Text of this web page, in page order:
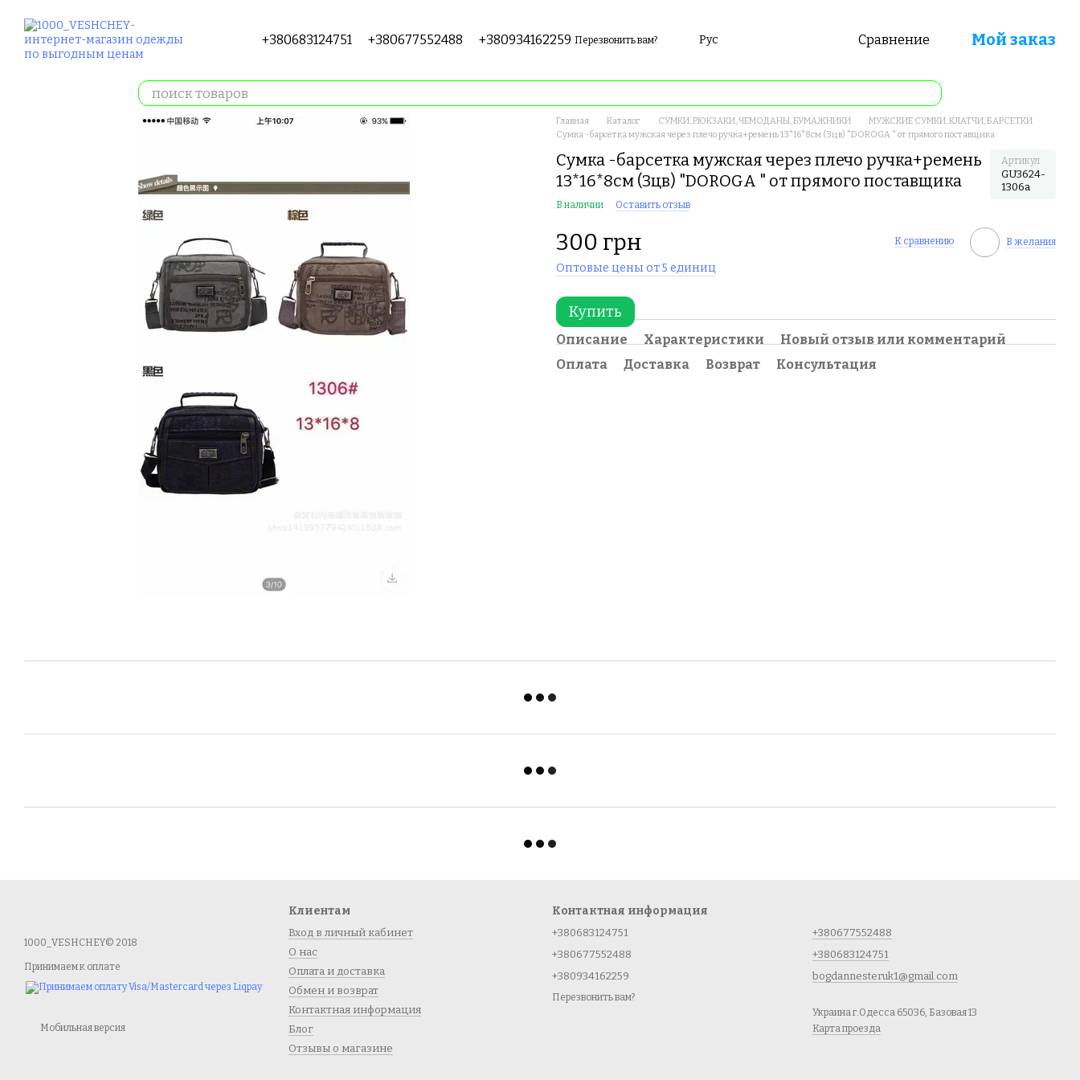
+380683124751 +380677552488 +380934162259 Перезвонить вам? Рус Сравнение Мой заказ
Главная Каталог СУМКИ, РЮКЗАКИ, ЧЕМОДАНЫ, БУМАЖНИКИ
МУЖСКИЕ СУМКИ, КЛАТЧИ, БАРСЕТКИ
Сумка -барсетка мужская через плечо ручка+ремень 13*16*8см (3цв) "DOROGA " от прямого поставщика
Сумка -барсетка мужская через плечо ручка+ремень
13*16*8см (3цв) "DOROGA " от прямого поставщика
Артикул
GU3624-
1306a
В наличии Оставить отзыв
300 грн К сравнению В желания
Оптовые цены от 5 единиц
Купить
Описание Характеристики
Новый отзыв или комментарий
Оплата
Доставка Возврат Консультация
1000_VESHCHEY© 2018
Принимаем к оплате
Мобильная версия
Клиентам
Вход в личный кабинет
О нас
Оплата и доставка
Обмен и возврат
Контактная информация
Блог
Отзывы о магазине
Контактная информация
+380683124751
+380677552488
+380934162259
Перезвонить вам?
+380677552488
+380683124751
bogdannesteruk1@gmail.com
Украина г.Одесса 65036, Базовая 13
Карта проезда